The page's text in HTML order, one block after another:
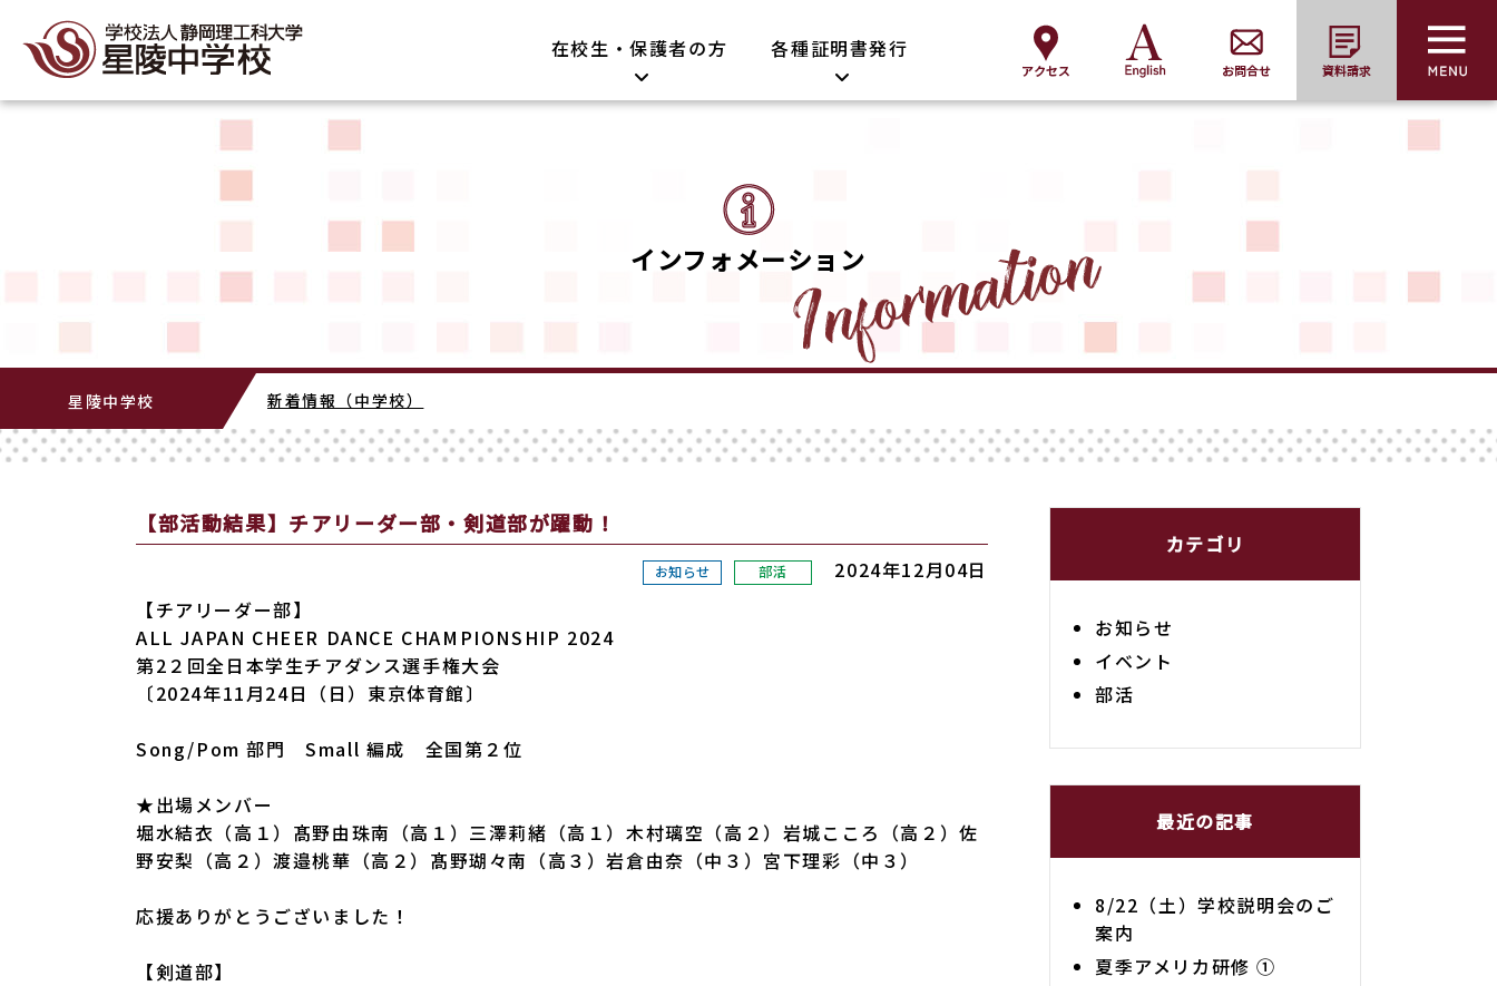
在校生・保護者の方 各種証明書発行
インフォメーション
星陵中学校 新着情報（中学校）
【部活動結果】チアリーダー部・剣道部が躍動！
お知らせ 部活
2024年12月04日
【チアリーダー部】
ALL JAPAN CHEER DANCE CHAMPIONSHIP 2024
第2２回全日本学生チアダンス選手権大会
〔2024年11月24日（日）東京体育館〕
Song/Pom 部門 Small 編成 全国第２位
★出場メンバー
堀水結衣（高１）髙野由珠南（高１）三澤莉緒（高１）木村璃空（高２）岩城こころ（高２）佐
野安梨（高２）渡邉桃華（高２）髙野瑚々南（高３）岩倉由奈（中３）宮下理彩（中３）
応援ありがとうございました！
【剣道部】
カテゴリ
お知らせ
イベント
部活
最近の記事
8/22（土）学校説明会のご
案内
夏季アメリカ研修 ①